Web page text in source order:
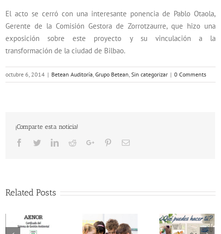
El acto se cerró con una interesante ponencia de Pablo Otaola,
Gerente de la Comisión Gestora de Zorrotzaurre, que hizo una
exposición sobre este proyecto y su vinculación a la
transformación de la ciudad de Bilbao.
octubre 6, 2014 | Betean Auditoría,Grupo Betean,Sin categorizar | 0 Comments
¡Comparte esta noticia!
Facebook
TwitterLinkedIn
RedditGoogle+PinterestEmail
Related Posts
Betean se
dirige a
Betean se